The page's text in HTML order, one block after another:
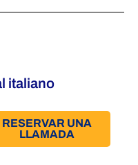
italiano
RESERVAR UNA
LLAMADA